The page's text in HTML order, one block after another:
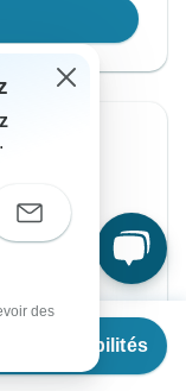
disponibilités
2026
par personne
des